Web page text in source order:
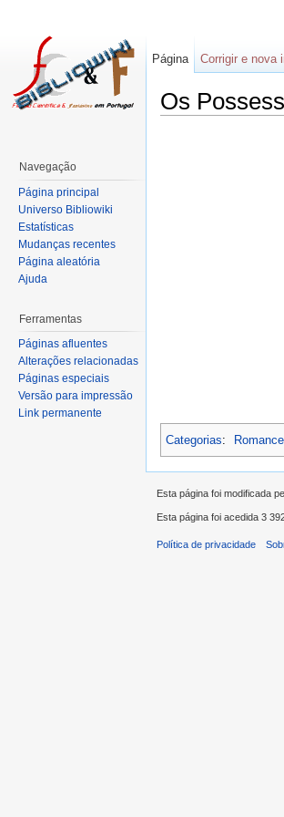
Os
Categorias:
Página Corrigir e nova
Navegação
Página principal
Universo Bibliowiki
Estatísticas
Mudanças recentes
Página aleatória
Ajuda
Ferramentas
Páginas afluentes
Alterações relacionadas
Páginas especiais
Versão para impressão
Link permanente
Esta página foi modificada
Esta página foi acedida 3
Política de privacidade